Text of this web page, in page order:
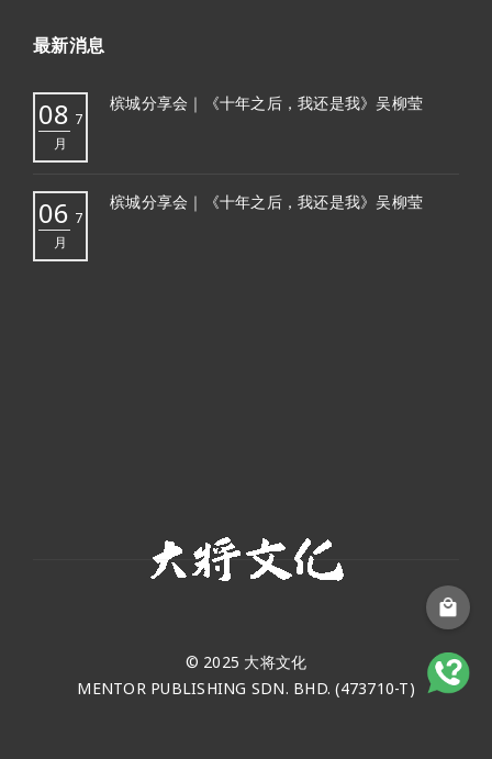
最新消息
08 7
月
槟城分享会｜《十年之后，我还是我》吴柳莹
06 7
月
槟城分享会｜《十年之后，我还是我》吴柳莹
© 2025 大将文化
MENTOR PUBLISHING SDN. BHD. (473710-T)